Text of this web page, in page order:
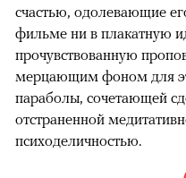
счастью, одолевающие
фильме ни в плакатную
прочувствованную
мерцающим фоном для
параболы, сочетающей
отстраненной
психоделичностью.